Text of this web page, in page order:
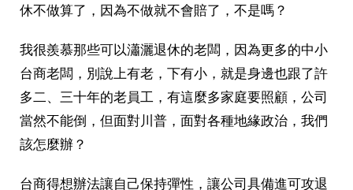
休不做算了，因為不做就不會賠了，不是嗎？
我很羨慕那些可以瀟灑退休的老闆，因為更多的中小
台商老闆，別說上有老，下有小，就是身邊也跟了許
多二、三十年的老員工，有這麼多家庭要照顧，公司
當然不能倒，但面對川普，面對各種地緣政治，我們
該怎麼辦？
台商得想辦法讓自己保持彈性，讓公司具備進可攻退